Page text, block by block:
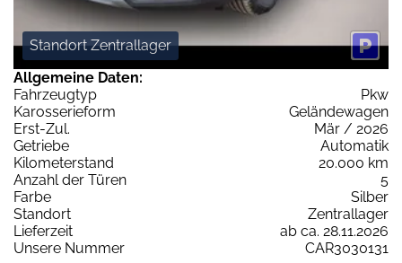
Standort Zentrallager
Allgemeine Daten:
Fahrzeugtyp
Pkw
Karosserieform
Geländewagen
Erst-Zul.
Mär / 2026
Getriebe
Automatik
Kilometerstand
20.000 km
Anzahl der Türen
5
Farbe
Silber
Standort
Zentrallager
Lieferzeit
ab ca. 28.11.2026
Unsere Nummer
CAR3030131